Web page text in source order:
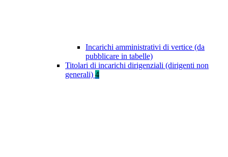
Incarichi amministrativi di vertice (da
pubblicare in tabelle)
Titolari di incarichi dirigenziali (dirigenti non
generali) 4